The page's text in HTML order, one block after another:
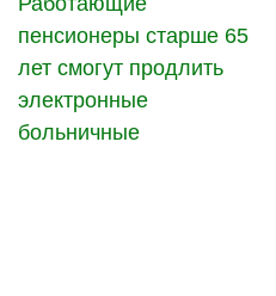
пенсионеры старше 65
лет смогут продлить
электронные
больничные